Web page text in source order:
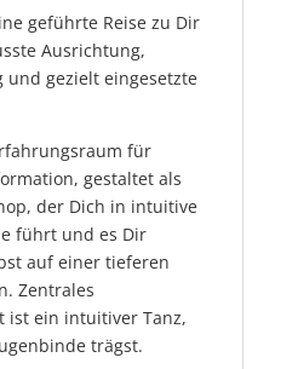
geführte Reise zu Dir
Ausrichtung,
und gezielt eingesetzte
für
gestaltet als
der Dich in intuitive
führt und es Dir
auf einer tieferen
Zentrales
ist ein intuitiver Tanz,
trägst.